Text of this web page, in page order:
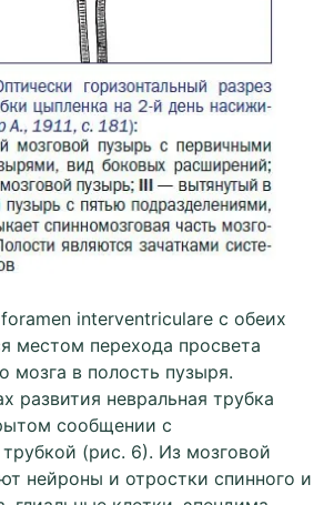
interventriculare с обеих
местом перехода просвета
мозга в полость пузыря.
развития невральная трубка
сообщении с
(рис. 6). Из мозговой
нейроны и отростки спинного и